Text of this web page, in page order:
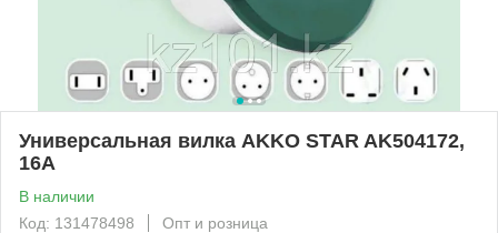
Универсальная вилка AKKO STAR AK504172,
16A
В наличии
Код: 131478498
Опт и розница